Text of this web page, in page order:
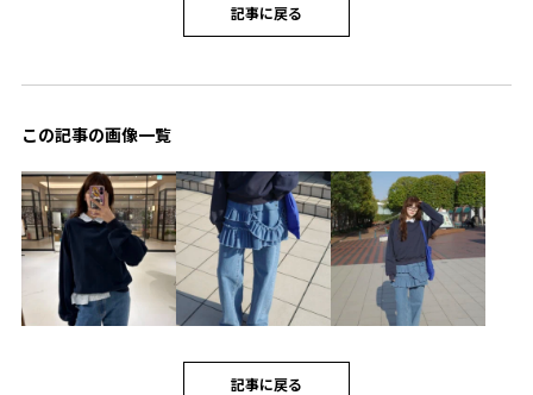
記事に戻る
この記事の画像一覧
記事に戻る